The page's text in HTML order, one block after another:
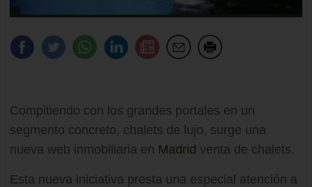
Compitiendo con los grandes portales en un
segmento concreto, chalets de lujo, surge una
nueva web inmobiliaria en Madrid venta de chalets.
Esta nueva iniciativa presta una especial atención a